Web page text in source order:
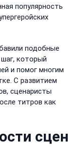
популярность
подобные
который
и помог многим
С развитием
сценаристы
титров как
сцен